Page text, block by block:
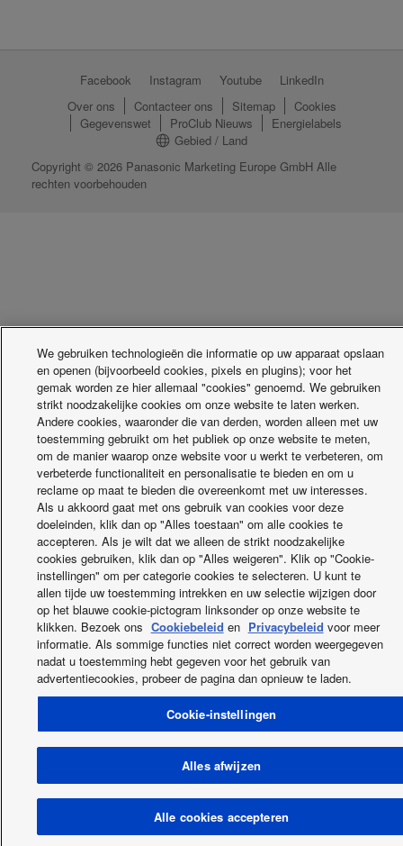
Facebook Instagram Youtube
LinkedIn
Over ons
Contacteer ons Sitemap
Cookies
Gegevenswet
ProClub Nieuws
Energielabels
Gebied / Land
Copyright © 2026 Panasonic Marketing Europe GmbH Alle
rechten voorbehouden
We gebruiken technologieën die informatie op uw apparaat opslaan
en openen (bijvoorbeeld cookies, pixels en plugins); voor het
gemak worden ze hier allemaal "cookies" genoemd. We gebruiken
strikt noodzakelijke cookies om onze website te laten werken.
Andere cookies, waaronder die van derden, worden alleen met uw
toestemming gebruikt om het publiek op onze website te meten,
om de manier waarop onze website voor u werkt te verbeteren, om
verbeterde functionaliteit en personalisatie te bieden en om u
reclame op maat te bieden die overeenkomt met uw interesses.
Als u akkoord gaat met ons gebruik van cookies voor deze
doeleinden, klik dan op "Alles toestaan" om alle cookies te
accepteren. Als je wilt dat we alleen de strikt noodzakelijke
cookies gebruiken, klik dan op "Alles weigeren". Klik op "Cookie-
instellingen" om per categorie cookies te selecteren. U kunt te
allen tijde uw toestemming intrekken en uw selectie wijzigen door
op het blauwe cookie-pictogram linksonder op onze website te
klikken. Bezoek ons Cookiebeleid en Privacybeleid voor meer
informatie. Als sommige functies niet correct worden weergegeven
nadat u toestemming hebt gegeven voor het gebruik van
advertentiecookies, probeer de pagina dan opnieuw te laden.
Cookie-instellingen
Alles afwijzen
Alle cookies accepteren